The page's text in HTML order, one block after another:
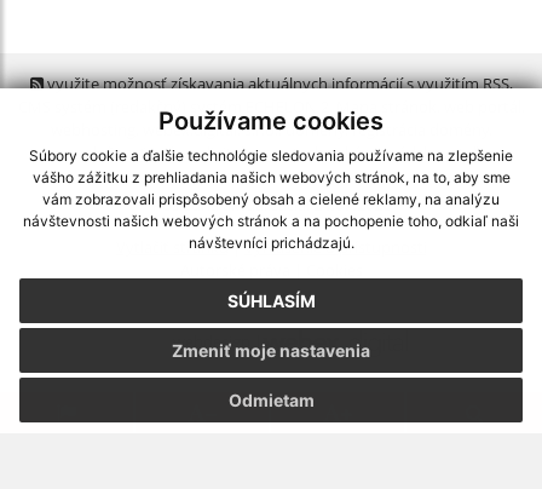
Používame cookies
Súbory cookie a ďalšie technológie sledovania používame na zlepšenie
vášho zážitku z prehliadania našich webových stránok, na to, aby sme
vám zobrazovali prispôsobený obsah a cielené reklamy, na analýzu
návštevnosti našich webových stránok a na pochopenie toho, odkiaľ naši
návštevníci prichádzajú.
SÚHLASÍM
Odmietam
Zmeniť moje nastavenia
využite možnosť získavania aktuálnych informácií s využitím RSS,
CMS systém (redakčný) systém ECHELON 2, Mapa stránok
webex.digital, s.r.o.,domény,registrácia domény
spoločnosť webex.digital, s.r.o.,technický prevádzkovateľ
Posledná aktualizácia:24.07.2026
Vytlačiť stránku|Vyhlásenie o prístupnosti
webdesign